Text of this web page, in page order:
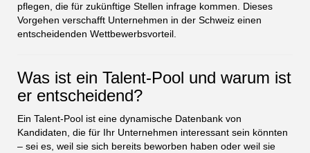
pflegen, die für zukünftige Stellen infrage kommen. Dieses
Vorgehen verschafft Unternehmen in der Schweiz einen
entscheidenden Wettbewerbsvorteil.
Was ist ein Talent-Pool und warum ist
er entscheidend?
Ein Talent-Pool ist eine dynamische Datenbank von
Kandidaten, die für Ihr Unternehmen interessant sein könnten
– sei es, weil sie sich bereits beworben haben oder weil sie